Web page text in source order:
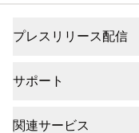
プレスリリース配信
サポート
関連サービス